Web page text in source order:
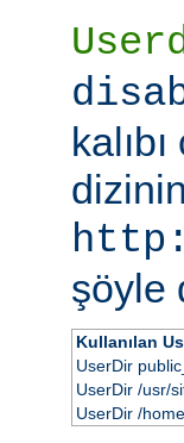
şöyle
Kullanılan
UserDir
UserDir /usr/
UserDir /